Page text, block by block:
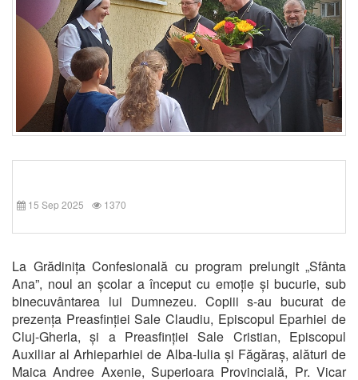
15 Sep 2025 1370
La Grădinița Confesională cu program prelungit „Sfânta
Ana”, noul an școlar a început cu emoție și bucurie, sub
binecuvântarea lui Dumnezeu. Copiii s-au bucurat de
prezența Preasfinției Sale Claudiu, Episcopul Eparhiei de
Cluj-Gherla, și a Preasfinției Sale Cristian, Episcopul
Auxiliar al Arhieparhiei de Alba-Iulia și Făgăraș, alături de
Maica Andree Axenie, Superioara Provincială, Pr. Vicar